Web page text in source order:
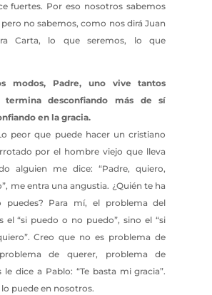
fuertes. Por eso nosotros sabemos
no sabemos, como nos dirá Juan
Carta, lo que seremos, lo que
modos, Padre, uno vive tantos
termina desconfiando más de sí
en la gracia.
Lo peor que puede hacer un cristiano
por el hombre viejo que lleva
alguien me dice: “Padre, quiero,
me entra una angustia. ¿Quién te ha
puedes? Para mí, el problema del
el “si puedo o no puedo”, sino el “si
Creo que no es problema de
de querer, problema de
dice a Pablo: “Te basta mi gracia”.
puede en nosotros.